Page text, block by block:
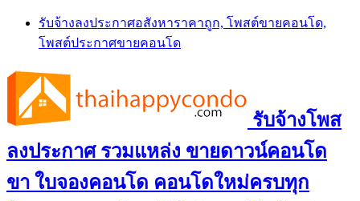
Skip
content
รับจ้างลงประกาศอสังหาราคาถูก, โพสต์ขายคอนโด,
โพสต์ประกาศขายคอนโด
รับจ้างโพส
ลงประกาศ รวมแหล่ง ขายดาวน์คอนโด
ขา ใบจองคอนโด คอนโดใหม่ครบทุก